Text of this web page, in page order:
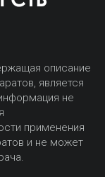
описание
является
не
применения
и не может